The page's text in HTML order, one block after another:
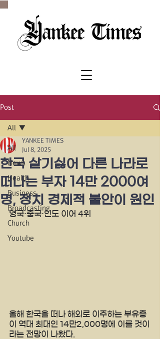
Post
All
News
Health
Business
Broadcasting
Church
Youtube
All
한국 살기싫어 다른 나라로
떠나는 부자 14만 2000여
명, 정치 경제적 불안이 원인
YANKEE TIMES
Jul 8, 2025
영국·중국·인도 이어 4위
올해 한국을 떠나 해외로 이주하는 부유층
이 역대 최대인 14만2,000명에 이를 것이
라는 전망이 나왔다.